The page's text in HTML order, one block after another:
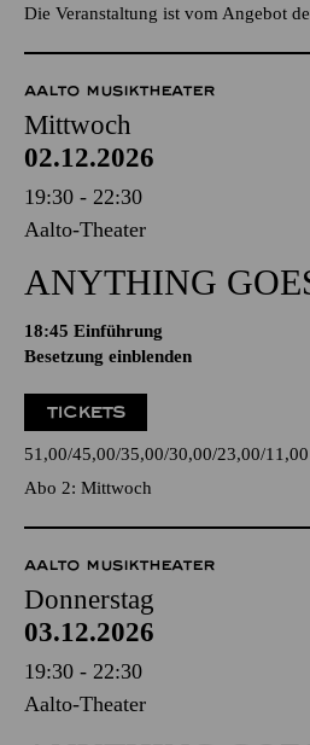
Die Veranstaltung ist vom Angebot
AALTO MUSIKTHEATER
Mittwoch
02.12.2026
19:30 - 22:30
Aalto-Theater
ANYTHING
18:45 Einführung
Besetzung einblenden
TICKETS
51,00 45,00 35,00 30,00 23,00 11,00
Abo 2: Mittwoch
AALTO MUSIKTHEATER
Donnerstag
03.12.2026
19:30 - 22:30
Aalto-Theater